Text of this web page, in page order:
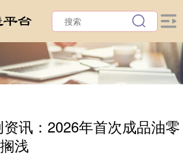
讯：2026年首次成品油零
浅